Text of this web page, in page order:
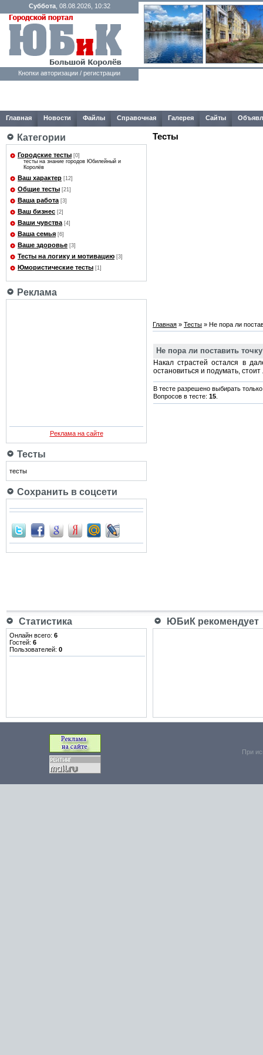
Суббота, 08.08.2026, 10:32
Кнопки авторизации / регистрации
Главная Новости Файлы Справочная Галерея Сайты
Категории
Городские тесты [0]
тесты на знание городов Юбилейный и
Королёв
Ваш характер [12]
Общие тесты [21]
Ваша работа [3]
Ваш бизнес [2]
Ваши чувства [4]
Ваша семья [6]
Ваше здоровье [3]
Тесты на логику и мотивацию [3]
Юмористические тесты [1]
Реклама
Реклама на сайте
Тесты
тесты
Сохранить в соцсети
Тесты
Главная » Тесты » Не пора ли
Не пора ли поставить
Накал страстей остался в
остановиться и подумать,
В тесте разрешено выбирать только
Вопросов в тесте: 15
Статистика ЮБиК рекомендует
Онлайн всего: 6
Гостей: 6
Пользователей: 0
При